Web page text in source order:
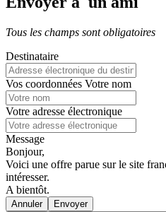
Tous les champs sont obligatoires
Destinataire
Vos coordonnées Votre nom
Votre adresse électronique
Message
Bonjour,
Voici une offre parue sur le site
intéresser.
A bientôt.
Annuler